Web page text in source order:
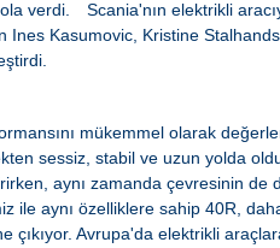
verdi.
Scania'nın elektrikli
Ines Kasumovic, Kristine
mükemmel olarak
sessiz, stabil ve uzun yolda
aynı zamanda çevresinin de
ile aynı özelliklere sahip 40R,
çıkıyor. Avrupa'da elektrikli